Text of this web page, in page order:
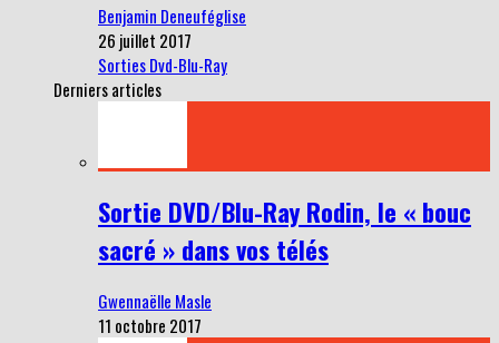
Benjamin Deneuféglise
26 juillet 2017
Sorties Dvd-Blu-Ray
Derniers articles
Sortie DVD/Blu-Ray Rodin, le « bouc
sacré » dans vos télés
Gwennaëlle Masle
11 octobre 2017